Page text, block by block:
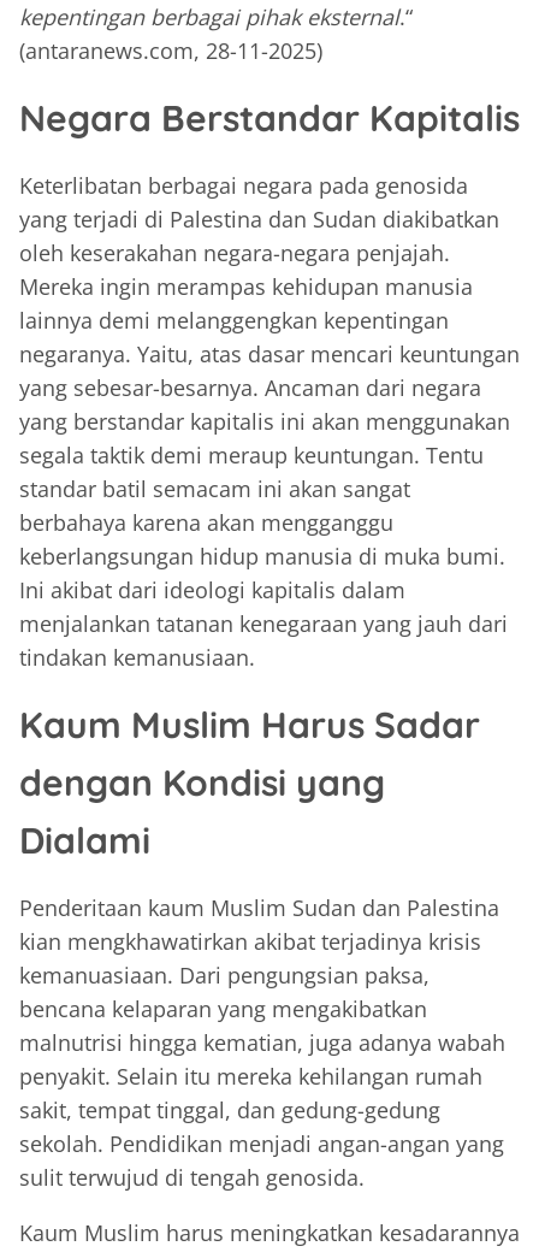
kepentingan berbagai pihak eksternal.“
(antaranews.com, 28-11-2025)
Negara Berstandar Kapitalis
Keterlibatan berbagai negara pada genosida
yang terjadi di Palestina dan Sudan diakibatkan
oleh keserakahan negara-negara penjajah.
Mereka ingin merampas kehidupan manusia
lainnya demi melanggengkan kepentingan
negaranya. Yaitu, atas dasar mencari keuntungan
yang sebesar-besarnya. Ancaman dari negara
yang berstandar kapitalis ini akan menggunakan
segala taktik demi meraup keuntungan. Tentu
standar batil semacam ini akan sangat
berbahaya karena akan mengganggu
keberlangsungan hidup manusia di muka bumi.
Ini akibat dari ideologi kapitalis dalam
menjalankan tatanan kenegaraan yang jauh dari
tindakan kemanusiaan.
Kaum Muslim Harus Sadar
dengan Kondisi yang
Dialami
Penderitaan kaum Muslim Sudan dan Palestina
kian mengkhawatirkan akibat terjadinya krisis
kemanuasiaan. Dari pengungsian paksa,
bencana kelaparan yang mengakibatkan
malnutrisi hingga kematian, juga adanya wabah
penyakit. Selain itu mereka kehilangan rumah
sakit, tempat tinggal, dan gedung-gedung
sekolah. Pendidikan menjadi angan-angan yang
sulit terwujud di tengah genosida.
Kaum Muslim harus meningkatkan kesadarannya